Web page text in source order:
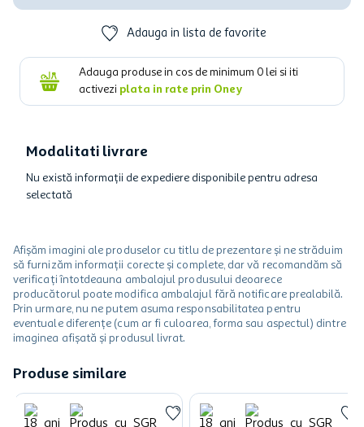
Adauga in lista de favorite
Adauga produse in cos de minimum 0 lei si iti
activezi plata in rate prin Oney
Modalitati livrare
Nu există informații de expediere disponibile pentru adresa
selectată
Afișăm imagini ale produselor cu titlu de prezentare și ne străduim
să furnizăm informații corecte și complete, dar vă recomandăm să
verificați întotdeauna ambalajul produsului deoarece
producătorul poate modifica ambalajul fără notificare prealabilă.
Prin urmare, nu ne putem asuma responsabilitatea pentru
eventuale diferențe (cum ar fi culoarea, forma sau aspectul) dintre
imaginea afișată și produsul livrat.
Produse similare